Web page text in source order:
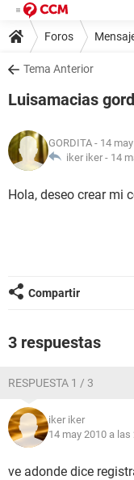
Foros
Tema Anterior
Luisamacias
GORDITA - 14
iker iker - 14
Hola, deseo crear mi
Compartir
3 respuestas
RESPUESTA 1 / 3
iker iker
14 may 2010 a las
ve adonde dice